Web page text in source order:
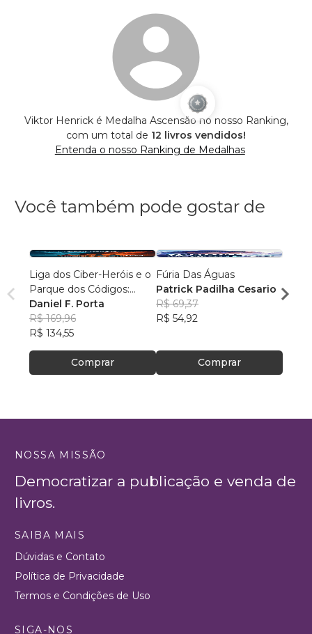
Viktor Henrick é Medalha Ascensão no nosso Ranking,
com um total de 12 livros vendidos!
Entenda o nosso Ranking de Medalhas
Você também pode gostar de
Liga dos Ciber-Heróis e o
Parque dos Códigos:
Rumo ao Desconhecido
Daniel F. Porta
R$ 169,96
R$ 134,55
Comprar
Fúria Das Águas
Patrick Padilha Cesario
R$ 69,37
R$ 54,92
Comprar
R$
NOSSA MISSÃO
Democratizar a publicação e venda de
livros.
SAIBA MAIS
Dúvidas e Contato
Política de Privacidade
Termos e Condições de Uso
SIGA-NOS